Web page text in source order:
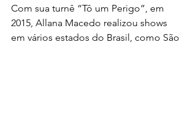
Com sua turnê “Tô um Perigo”, em
2015, Allana Macedo realizou shows
em vários estados do Brasil, como São